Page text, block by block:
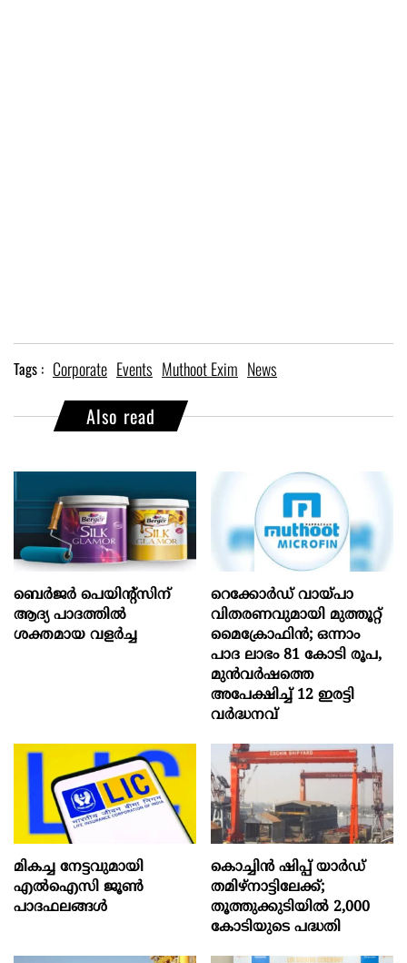
Tags : Corporate Events Muthoot Exim News
Also read
ബെർജർ പെയിന്റ്സിന്
ആദ്യ പാദത്തിൽ
ശക്തമായ വളർച്ച
റെക്കോർഡ് വായ്പാ
വിതരണവുമായി മുത്തൂറ്റ്
മൈക്രോഫിൻ; ഒന്നാം
പാദ ലാഭം 81 കോടി രൂപ,
മുൻവർഷത്തെ
അപേക്ഷിച്ച് 12 ഇരട്ടി
വർദ്ധനവ്
മികച്ച നേട്ടവുമായി
എൽഐസി ജൂൺ
പാദഫലങ്ങൾ
കൊച്ചിന്‍ ഷിപ്പ് യാർഡ്
തമിഴ്നാട്ടിലേക്ക്;
തൂത്തുക്കുടിയിൽ 2,000
കോടിയുടെ പദ്ധതി